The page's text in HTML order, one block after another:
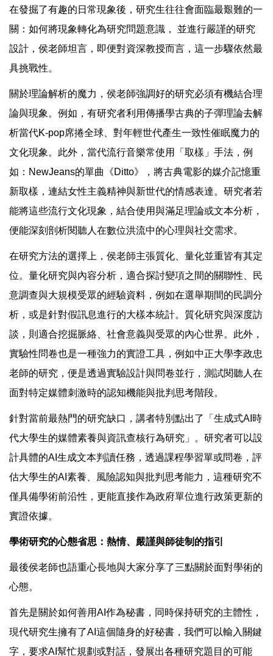
在發掘了有趣的日常現象後，研究生往往會面臨最艱難的一
關：如何將現象轉化為研究問題意識， 並進行嚴謹的研究
設計，侯老師坦言，即便對資深教授而言，這一步驟依然最
具挑戰性。
關於理論解析的魔力，侯老師強調好的研究必須有機結合理
論與現象。例如，有研究者利用傳播學古典的子彈理論去解
析當代K-pop席捲全球、對年輕世代產生一致性催眠魔力的
文化現象。此外，當代流行音樂常使用「取樣」手法，例
如：NewJeans的單曲《Ditto》，將古典電影的媒介記憶重
新取樣，連結女性主義精神與新世代的情感表達。研究者若
能將這些流行文化現象，結合使用與滿足理論或文本分析，
便能深刻剖析閱聽人在數位洪流中的心理與社交需求。
在研究方法的選擇上，侯老師主張質化、量化並重皆有其定
位。量化研究與內容分析，適合探討變項之間的關聯性、民
意調查與大規模受眾的經驗資料，例如在選舉期間的民調分
析，或是針對假訊息進行的大樣本統計。質化研究與深度訪
談，則適合挖掘脈絡、社會意義與受眾的內心世界。此外，
實驗性問卷也是一種強力的實證工具，例如中正大學李政忠
老師的研究，便是透過實驗設計與問卷並行，測試閱聽人在
面對特定媒體刺激時的認知機能與批判思考階段。
針對當前最熱門的研究缺口，講者特別點出了「生成式AI時
代大學生的媒體素養與資訊查核行為研究」。研究者可以設
計具體的AI生成文本判讀任務，透過課程學習單或問卷，評
估大學生的AI素養、風險認知與批判思考能力，這種研究不
僅具備學術前沿性，更能直接作為政府單位進行政策更新的
實證依據。
學術研究的心態省思：熱情、嚴謹與師徒制的指引
最後侯老師也語重心長地與大家分享了三點關於面對學術的
心態。
首先是關於如何善用AI作為秘書，同時保持研究的主體性，
現代研究生擁有了AI這個隨身的好秘書，我們可以輸入關鍵
字，要求AI幫忙規劃或對話，發展出各種研究題目的可能